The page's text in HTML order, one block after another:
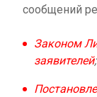
сообщений
Законом
заявителей;